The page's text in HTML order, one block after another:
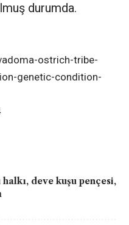
durumda.
ostrich-tribe-
genetic-condition-
halkı, deve kuşu pençesi,